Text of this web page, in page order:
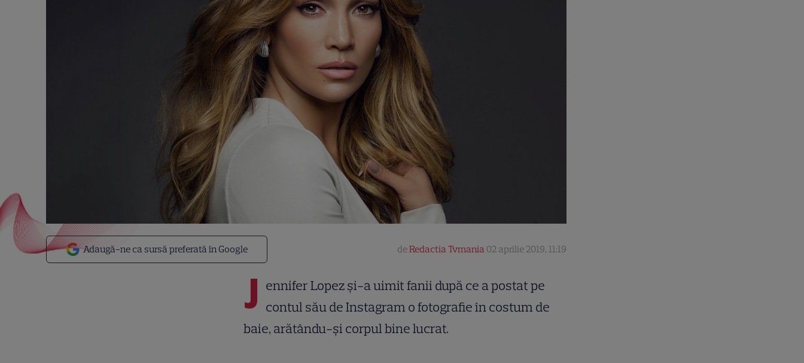
Adaugă-ne ca sursă preferată în Google deRedactia Tvmania 02 aprilie 2019, 11:19
J ennifer Lopez și-a uimit fanii după ce a postat pe
contul său de Instagram o fotografie în costum de
baie, arătându-și corpul bine lucrat.